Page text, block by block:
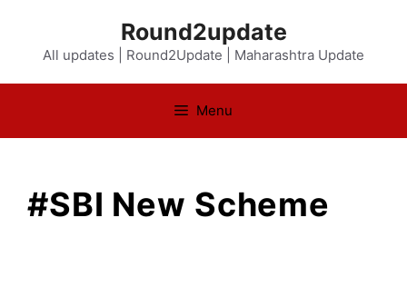
content
Round2update
All updates | Round2Update | Maharashtra Update
Menu
#SBI New Scheme